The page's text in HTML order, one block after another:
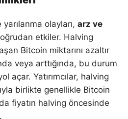
yarılanma olayları, arz ve
etkiler. Halving
Bitcoin miktarını azaltır
veya arttığında, bu durum
açar. Yatırımcılar, halving
birlikte genellikle Bitcoin
fiyatın halving öncesinde